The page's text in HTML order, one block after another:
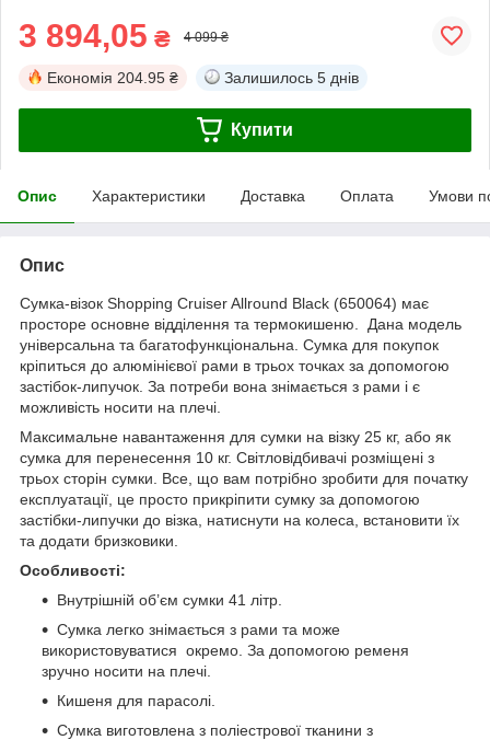
3 894,05 ₴ 4 099 ₴
Економія 204.95 ₴ Залишилось 5 днів
Купити
Опис Характеристики Доставка Оплата Умови
Опис
Сумка-візок Shopping Cruiser Allround Black (650064) має
просторе основне відділення та термокишеню. Дана модель
універсальна та багатофункціональна. Сумка для покупок
кріпиться до алюмінієвої рами в трьох точках за допомогою
застібок-липучок. За потреби вона знімається з рами і є
можливість носити на плечі.
Максимальне навантаження для сумки на візку 25 кг, або як
сумка для перенесення 10 кг. Світловідбивачі розміщені з
трьох сторін сумки. Все, що вам потрібно зробити для початку
експлуатації, це просто прикріпити сумку за допомогою
застібки-липучки до візка, натиснути на колеса, встановити їх
та додати бризковики.
Особливості:
Внутрішній об’єм сумки 41 літр.
Сумка легко знімається з рами та може
використовуватися окремо. За допомогою ременя
зручно носити на плечі.
Кишеня для парасолі.
Сумка виготовлена з поліестрової тканини з